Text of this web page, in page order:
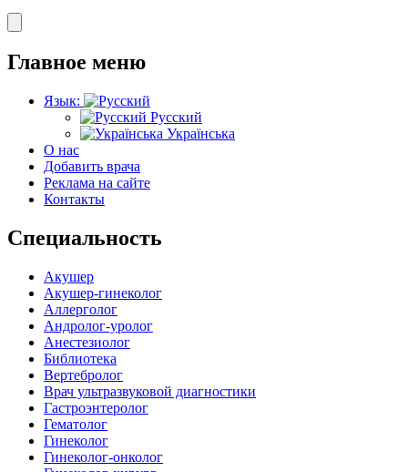
Главное меню
Язык:
Русский
Українська
О нас
Добавить врача
Реклама на сайте
Контакты
Специальность
Акушер
Акушер-гинеколог
Аллерголог
Андролог-уролог
Анестезиолог
Библиотека
Вертебролог
Врач ультразвуковой диагностики
Гастроэнтеролог
Гематолог
Гинеколог
Гинеколог-онколог